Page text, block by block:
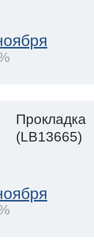
Прокладка
(LB13665)